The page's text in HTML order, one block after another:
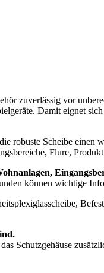
zuverlässig vor
Damit eignet
robuste Scheibe
Flure,
können wichtige
Schutzgehäuse